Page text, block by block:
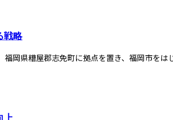
戦略
福岡県糟屋郡志免町に拠点を置き、福岡市を
上